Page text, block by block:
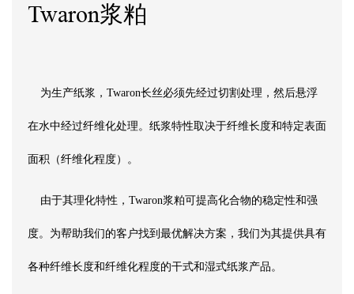
Twaron浆粕
为生产纸浆，Twaron长丝必须先经过切割处理，然后悬浮
在水中经过纤维化处理。纸浆特性取决于纤维长度和特定表面
面积（纤维化程度）。
由于其理化特性，Twaron浆粕可提高化合物的稳定性和强
度。为帮助我们的客户找到最优解决方案，我们为其提供具有
各种纤维长度和纤维化程度的干式和湿式纸浆产品。